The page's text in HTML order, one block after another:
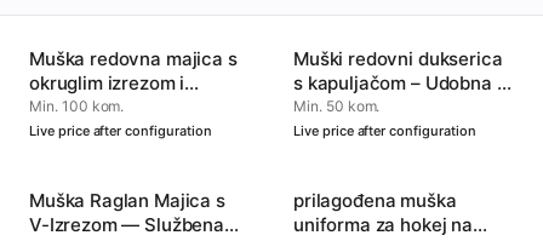
Muška redovna majica s
okruglim izrezom i
manžetama —
Prilagodljiva sportska
Min. 100 kom.
Live price after configuration
Muški redovni dukserica
s kapuljačom – Udobna i
izdržljiva
Min. 50 kom.
Live price after configuration
Muška Raglan Majica s
V-Izrezom — Službena
prilagođena muška
uniforma za hokej na